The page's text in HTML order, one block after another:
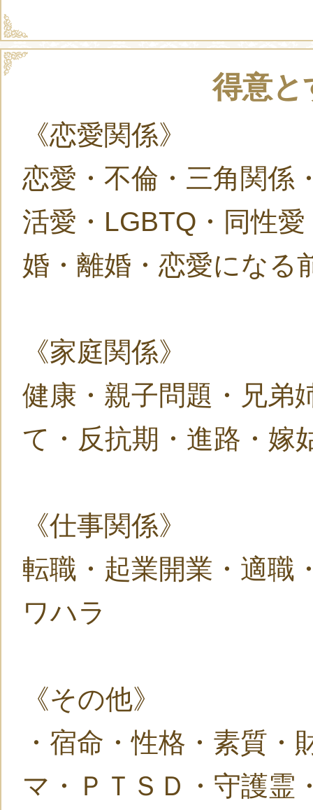
得意
《恋愛関係》
恋愛・不倫・三角関係
活愛・LGBTQ・同性
婚・離婚・恋愛になる
《家庭関係》
健康・親子問題・兄弟
て・反抗期・進路・嫁
《仕事関係》
転職・起業開業・適職
ワハラ
《その他》
・宿命・性格・素質
マ・ＰＴＳＤ・守護霊